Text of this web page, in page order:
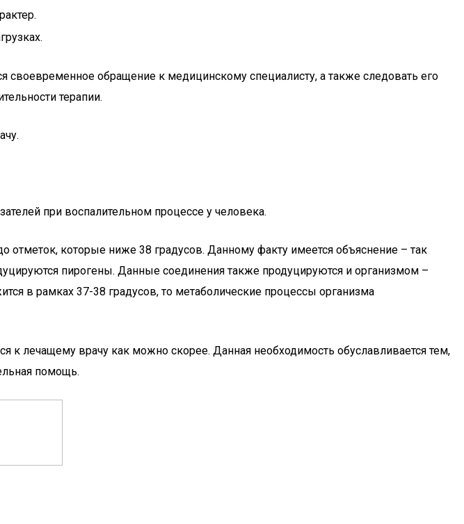
обращение к медицинскому специалисту, а также следовать его
терапии.
при воспалительном процессе у человека.
отметок, которые ниже 38 градусов. Данному факту имеется объяснение – так
пирогены. Данные соединения также продуцируются и организмом –
в рамках 37-38 градусов, то метаболические процессы организма
к лечащему врачу как можно скорее. Данная необходимость обуславливается тем,
помощь.